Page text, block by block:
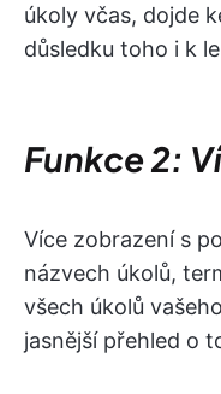
úkoly včas, dojde
důsledku toho i k
Funkce 2:
Více zobrazení s
názvech úkolů,
všech úkolů
jasnější přehled o